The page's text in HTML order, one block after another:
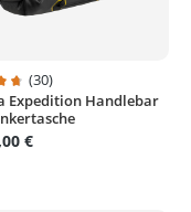
5 SternenBewertung
(30)
Expedition Handlebar
€